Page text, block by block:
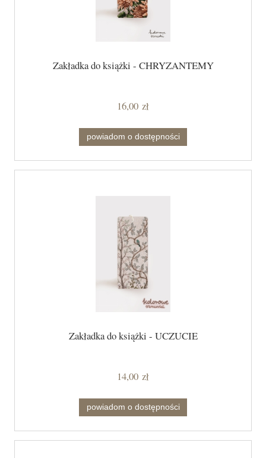
Zakładka do książki - CHRYZANTEMY
16,00 zł
powiadom o dostępności
Zakładka do książki - UCZUCIE
14,00 zł
powiadom o dostępności